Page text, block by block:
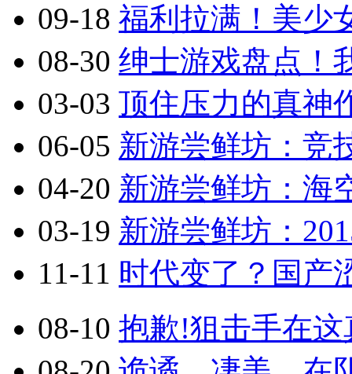
09-18 福利拉满！美少
08-30 绅士游戏盘点！
03-03 顶住压力的真神
06-05 新游尝鲜坊：竞
04-20 新游尝鲜坊：海
03-19 新游尝鲜坊：
11-11 时代变了？国产
08-10 抱歉!狙击手在